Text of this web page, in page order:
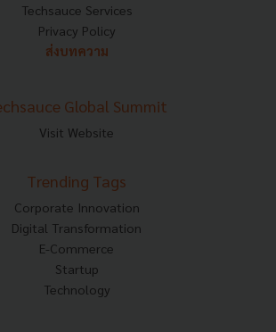
Techsauce Services
Privacy Policy
ส่งบทความ
Global Summit
Visit Website
Trending Tags
Corporate Innovation
Digital Transformation
E-Commerce
Startup
Technology